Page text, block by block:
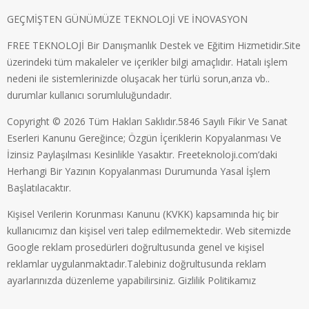
GEÇMİŞTEN GÜNÜMÜZE TEKNOLOJİ VE İNOVASYON
FREE TEKNOLOJİ Bir Danışmanlık Destek ve Eğitim Hizmetidir.Site
üzerindeki tüm makaleler ve içerikler bilgi amaçlıdır. Hatalı işlem
nedeni ile sistemlerinizde oluşacak her türlü sorun,arıza vb..
durumlar kullanıcı sorumluluğundadır.
Copyright © 2026 Tüm Hakları Saklıdır.5846 Sayılı Fikir Ve Sanat
Eserleri Kanunu Gereğince; Özgün İçeriklerin Kopyalanması Ve
İzinsiz Paylaşılması Kesinlikle Yasaktır. Freeteknoloji.com’daki
Herhangi Bir Yazının Kopyalanması Durumunda Yasal İşlem
Başlatılacaktır.
Kişisel Verilerin Korunması Kanunu (KVKK) kapsamında hiç bir
kullanıcımız dan kişisel veri talep edilmemektedir. Web sitemizde
Google reklam prosedürleri doğrultusunda genel ve kişisel
reklamlar uygulanmaktadır.Talebiniz doğrultusunda reklam
ayarlarınızda düzenleme yapabilirsiniz. Gizlilik Politikamız